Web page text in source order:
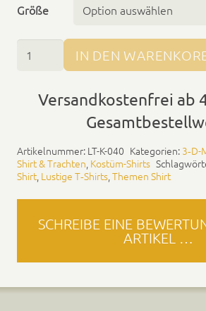
Größe
Rock­
IN DEN
Versandkostenfrei ab
Artikel­num­mer: LT-K-040 Kat­e­gorien: 3‑D-
Shirt & Tra­cht­en, Kostüm-Shirts
Shirt, Lustige T‑Shirts,The­men Shirt
SCHREIBE EINE
ARTIKEL …